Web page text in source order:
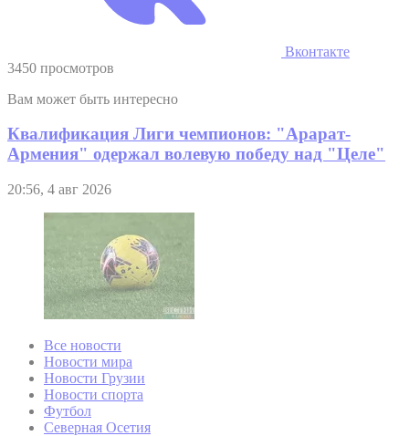
Вконтакте
3450 просмотров
Вам может быть интересно
Квалификация Лиги чемпионов: "Арарат-
Армения" одержал волевую победу над "Целе"
20:56, 4 авг 2026
Все новости
Новости мира
Новости Грузии
Новости спорта
Футбол
Северная Осетия